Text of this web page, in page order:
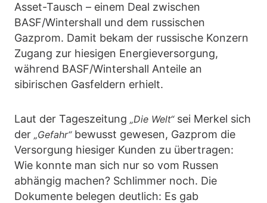
Asset-Tausch – einem Deal zwischen
BASF/Wintershall und dem russischen
Gazprom. Damit bekam der russische Konzern
Zugang zur hiesigen Energieversorgung,
während BASF/Wintershall Anteile an
sibirischen Gasfeldern erhielt.
Laut der Tageszeitung „Die Welt“sei Merkel sich
der „Gefahr“ bewusst gewesen, Gazprom die
Versorgung hiesiger Kunden zu übertragen:
Wie konnte man sich nur so vom Russen
abhängig machen? Schlimmer noch. Die
Dokumente belegen deutlich: Es gab